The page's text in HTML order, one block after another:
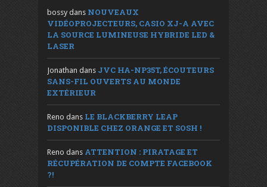
bossy dans NOUVEAUX
VIDÉOPROJECTEURS, CASIO XJ-A AVEC
LA SOURCE LUMINEUSE HYBRIDE LED &
LASER
Jonathan dans JVC HA-NP35T, ÉCOUTEURS
SANS-FIL OUVERTS AU MONDE
EXTÉRIEUR
Reno dans LE BLACKBERRY LEAP
DISPONIBLE CHEZ ORANGE ET SOSH !
Reno dans ATTENTION : PIRATAGE ET
RÉCUPÉRATION DE COMPTE FACEBOOK
?!